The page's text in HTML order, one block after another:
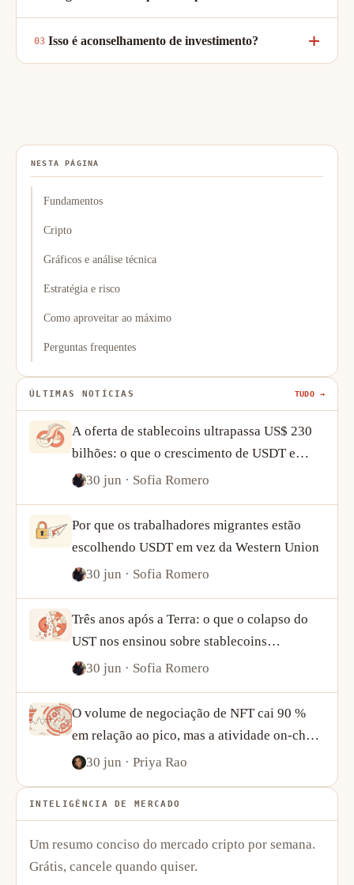
Isso é aconselhamento de investimento?
NESTA PÁGINA
Fundamentos
Cripto
Gráficos e análise técnica
Estratégia e risco
Como aproveitar ao máximo
Perguntas frequentes
ÚLTIMAS NOTÍCIAS TUDO →
A oferta de stablecoins ultrapassa US$ 230
bilhões: o que o crescimento de USDT e
USDC diz sobre a demanda por cripto
30 jun · Sofia Romero
Por que os trabalhadores migrantes estão
escolhendo USDT em vez da Western Union
30 jun · Sofia Romero
Três anos após a Terra: o que o colapso do
UST nos ensinou sobre stablecoins
algorítmicas
30 jun · Sofia Romero
O volume de negociação de NFT cai 90 %
em relação ao pico, mas a atividade on-chain
conta uma história mais complexa
30 jun · Priya Rao
INTELIGÊNCIA DE MERCADO
Um resumo conciso do mercado cripto por semana.
Grátis, cancele quando quiser.